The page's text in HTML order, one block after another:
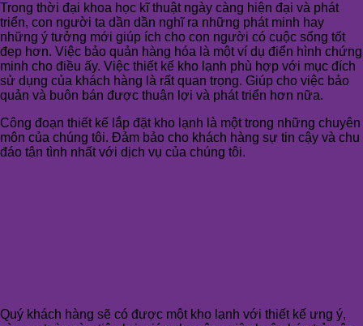
Trong thời đại khoa học kĩ thuật ngày càng hiện đại và phát
triển, con người ta dần dần nghĩ ra những phát minh hay
những ý tưởng mới giúp ích cho con người có cuộc sống tốt
đẹp hơn. Việc bảo quản hàng hóa là một ví dụ điển hình chứng
minh cho điều ấy. Việc thiết kế kho lạnh phù hợp với mục đích
sử dụng của khách hàng là rất quan trọng. Giúp cho việc bảo
quản và buôn bán được thuận lợi và phát triển hơn nữa.
Công đoạn thiết kế lắp đặt kho lạnh là một trong những chuyên
môn của chúng tôi. Đảm bảo cho khách hàng sự tin cậy và chu
đáo tận tình nhất với dịch vụ của chúng tôi.
Quý khách hàng sẽ có được một kho lạnh với thiết kế ưng ý,